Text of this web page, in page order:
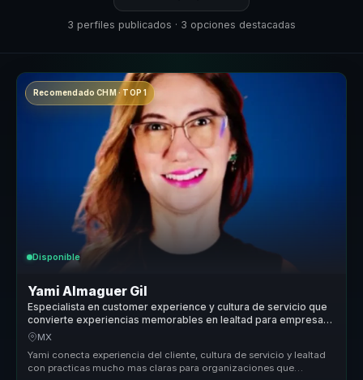
3 perfiles publicados · 3 opciones destacadas
Recomendado CHM · TOP 1
Disponible
Yami Almaguer Gil
Especialista en customer experience y cultura de servicio que
convierte experiencias memorables en lealtad para empresas
y equipos.
MX
Yami conecta experiencia del cliente, cultura de servicio y lealtad
con practicas mucho mas claras para organizaciones que